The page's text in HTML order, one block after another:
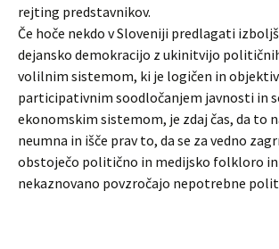
rejting predstavnikov.
Če hoče nekdo v Sloveniji predlagati
dejansko demokracijo z ukinitvijo
volilnim sistemom, ki je logičen in
participativnim soodločanjem javnosti in
ekonomskim sistemom, je zdaj čas, da to
neumna in išče prav to, da se za vedno
obstoječo politično in medijsko folkloro in
nekaznovano povzročajo nepotrebne